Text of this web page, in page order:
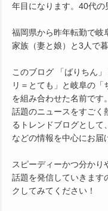
年目になります。40代の
福岡県から昨年転勤で岐
家族（妻と娘）と3人で
このブログ 「ばりちん
リ＝とても」と岐阜の「
を組み合わせた名前です。
話題のニュースをすごく
るトレンドブログとして
などの情報を中心にお届
スピーディーかつ分かり
話題を発信していきます
クしてみてください！